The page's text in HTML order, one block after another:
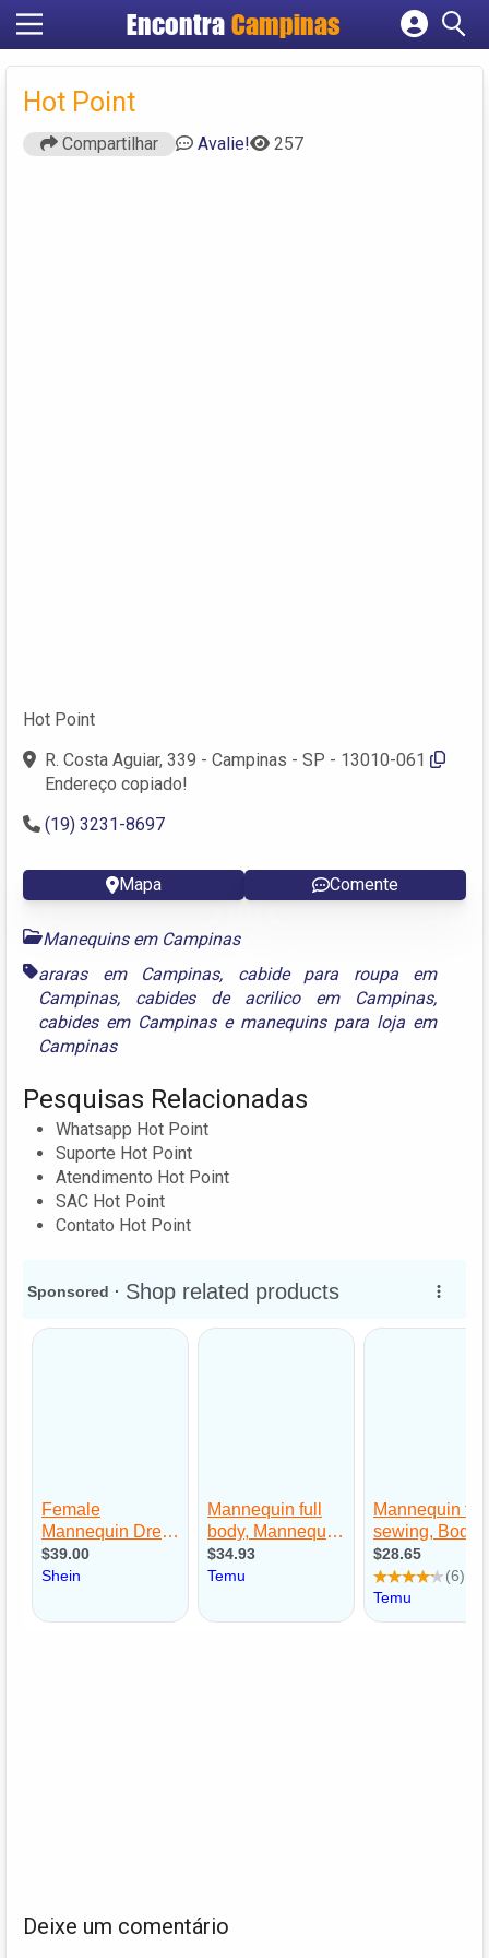
Encontra Campinas
Cadastrar empresa
Hot Point
Compartilhar Avalie! 257
Hot Point
R. Costa Aguiar, 339 - Campinas - SP - 13010-061
Endereço copiado!
(19) 3231-8697
Mapa Comente
Manequins em Campinas
araras em Campinas, cabide para roupa em
Campinas, cabides de acrilico em Campinas,
cabides em Campinase manequins para loja em
Campinas
Pesquisas Relacionadas
Whatsapp Hot Point
Suporte Hot Point
Atendimento Hot Point
SAC Hot Point
Contato Hot Point
Deixe um comentário